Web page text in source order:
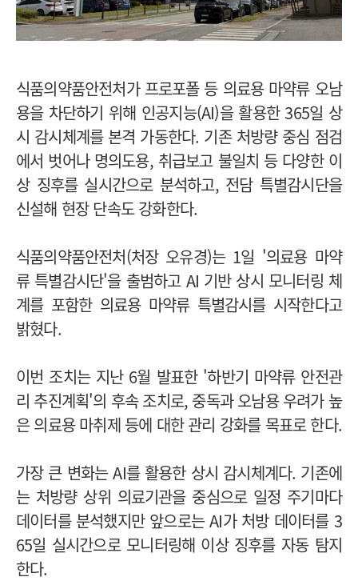
식품의약품안전처가 프로포폴 등 의료용 마약류 오남
용을 차단하기 위해 인공지능(AI)을 활용한 365일 상
시 감시체계를 본격 가동한다. 기존 처방량 중심 점검
에서 벗어나 명의도용, 취급보고 불일치 등 다양한 이
상 징후를 실시간으로 분석하고, 전담 특별감시단을
신설해 현장 단속도 강화한다.
식품의약품안전처(처장 오유경)는 1일 '의료용 마약
류 특별감시단'을 출범하고 AI 기반 상시 모니터링 체
계를 포함한 의료용 마약류 특별감시를 시작한다고
밝혔다.
이번 조치는 지난 6월 발표한 '하반기 마약류 안전관
리 추진계획'의 후속 조치로, 중독과 오남용 우려가 높
은 의료용 마취제 등에 대한 관리 강화를 목표로 한다.
가장 큰 변화는 AI를 활용한 상시 감시체계다. 기존에
는 처방량 상위 의료기관을 중심으로 일정 주기마다
데이터를 분석했지만 앞으로는 AI가 처방 데이터를 3
65일 실시간으로 모니터링해 이상 징후를 자동 탐지
한다.